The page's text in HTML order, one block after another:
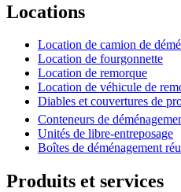
Locations
Location de camion de
Location de fourgonnette
Location de remorque
Location de véhicule de
Diables et couvertures de
Conteneurs de
Unités de libre-entreposage
Boîtes de déménagement
Produits et services